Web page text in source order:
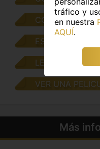
CONVERSAR
ESCUCHAR
LEER UN LIBRO
VER UNA
Más
tráfico y
en nuestra
AQUÍ.